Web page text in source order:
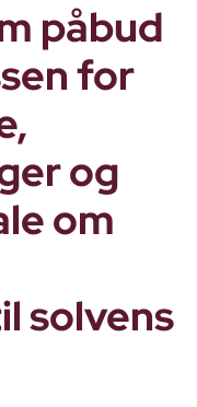
påbud
for
og
om
solvens